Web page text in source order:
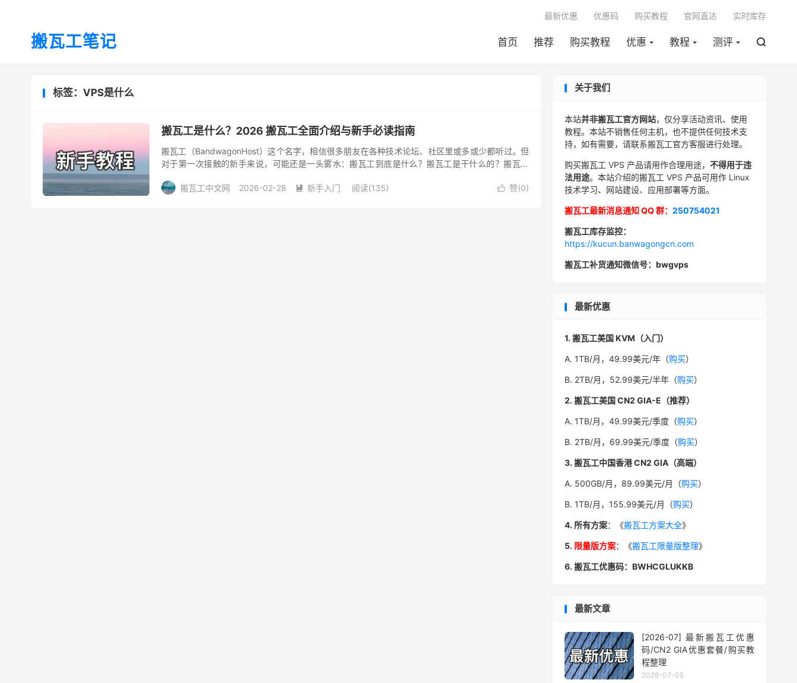
搬瓦工笔记 首页 推荐 购买教程 优惠 教程 测评 
最新优惠 优惠码 购买教程 官网直达 实时库存
标签：VPS是什么
搬瓦工是什么？2026 搬瓦工全面介绍与新手必读指南
搬瓦工（BandwagonHost）这个名字，相信很多朋友在各种技术论坛、社区里或多或少都听过。但
对于第一次接触的新手来说，可能还是一头雾水：搬瓦工到底是什么？搬瓦工是干什么的？搬瓦工
搬瓦工中文网
2026-02-28  新手入门 阅读(135)  赞(0)
关于我们
本站并非搬瓦工官方网站，仅分享活动资讯、使用
教程。本站不销售任何主机，也不提供任何技术支
持，如有需要，请联系搬瓦工官方客服进行处理。
购买搬瓦工 VPS 产品请用作合理用途， 不得用于违
法用途。本站介绍的搬瓦工 VPS 产品可用作 Linux
技术学习、网站建设、应用部署等方面。
搬瓦工最新消息通知 QQ 群： 250754021
搬瓦工库存监控：
https://kucun.banwagongcn.com
搬瓦工补货通知微信号：bwgvps
最新优惠
1. 搬瓦工美国 KVM（入门）
A. 1TB/月，49.99美元/年（购买）
B. 2TB/月，52.99美元/半年（购买）
2. 搬瓦工美国 CN2 GIA-E（推荐）
A. 1TB/月，49.99美元/季度（购买）
B. 2TB/月，69.99美元/季度（购买）
3. 搬瓦工中国香港 CN2 GIA（高端）
A. 500GB/月，89.99美元/月（购买）
B. 1TB/月，155.99美元/月（购买）
4. 所有方案：《搬瓦工方案大全》
5. 限量版方案：《搬瓦工限量版整理》
6. 搬瓦工优惠码：BWHCGLUKKB
最新文章
[2026-07] 最新搬瓦工优惠
码/CN2 GIA优惠套餐/购买教
程整理
2026-07-05